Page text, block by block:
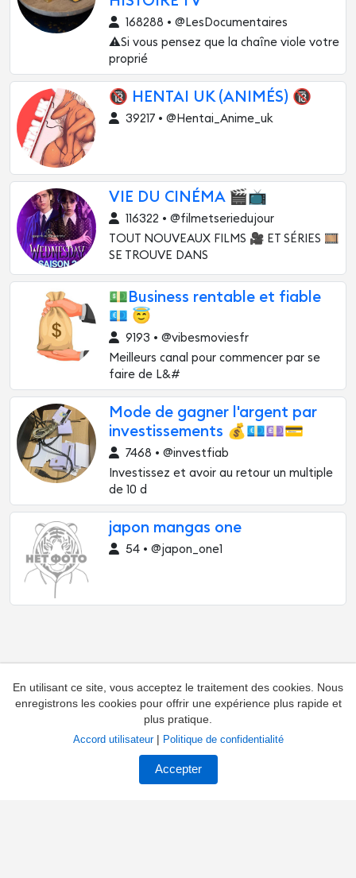
168288 • @LesDocumentaires
⚠️Si vous pensez que la chaîne viole votre
proprié
🔞 HENTAI UK (ANIMÉS) 🔞
39217 • @Hentai_Anime_uk
VIE DU CINÉMA 🎬📺
116322 • @filmetseriedujour
TOUT NOUVEAUX FILMS 🎥 ET SÉRIES 🎞️
SE TROUVE DANS
💵Business rentable et fiable
💶 😇
9193 • @vibesmoviesfr
Meilleurs canal pour commencer par se
faire de L&#
Mode de gagner l'argent par
investissements 💰💶💷💳
7468 • @investfiab
Investissez et avoir au retour un multiple
de 10 d
japon mangas one
54 • @japon_one1
Ajouter une chaîne
En utilisant ce site, vous acceptez le traitement des cookies. Nous
enregistrons les cookies pour offrir une expérience plus rapide et
plus pratique.
Accord utilisateur| Politique de confidentialité
Accepter